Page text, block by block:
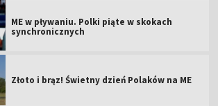
ME w pływaniu. Polki piąte w skokach
synchronicznych
Złoto i brąz! Świetny dzień Polaków na ME